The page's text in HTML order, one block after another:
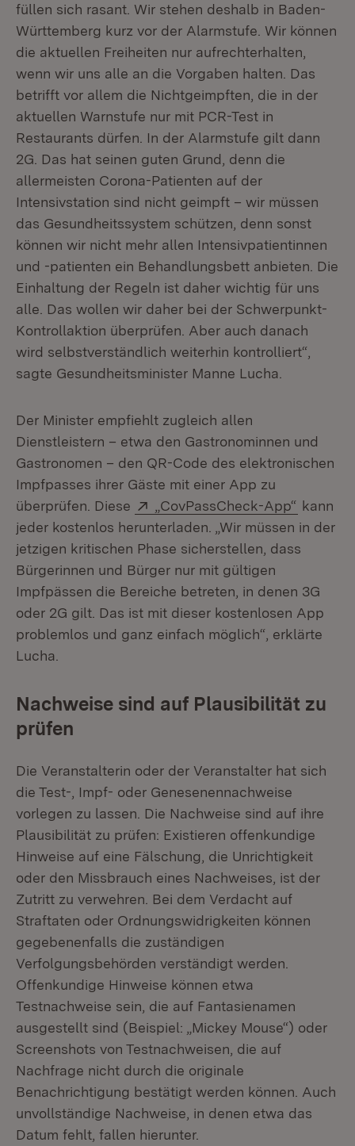
füllen sich rasant. Wir stehen deshalb in Baden-
Württemberg kurz vor der Alarmstufe. Wir können
die aktuellen Freiheiten nur aufrechterhalten,
wenn wir uns alle an die Vorgaben halten. Das
betrifft vor allem die Nichtgeimpften, die in der
aktuellen Warnstufe nur mit PCR-Test in
Restaurants dürfen. In der Alarmstufe gilt dann
2G. Das hat seinen guten Grund, denn die
allermeisten Corona-Patienten auf der
Intensivstation sind nicht geimpft – wir müssen
das Gesundheitssystem schützen, denn sonst
können wir nicht mehr allen Intensivpatientinnen
und -patienten ein Behandlungsbett anbieten. Die
Einhaltung der Regeln ist daher wichtig für uns
alle. Das wollen wir daher bei der Schwerpunkt-
Kontrollaktion überprüfen. Aber auch danach
wird selbstverständlich weiterhin kontrolliert“,
sagte Gesundheitsminister Manne Lucha.
Der Minister empfiehlt zugleich allen
Dienstleistern – etwa den Gastronominnen und
Gastronomen – den QR-Code des elektronischen
Impfpasses ihrer Gäste mit einer App zu
überprüfen. Diese
Extern:
„CovPassCheck-App“ (Öffnet
kann
jeder kostenlos herunterladen. „Wir müssen in der
jetzigen kritischen Phase sicherstellen, dass
Bürgerinnen und Bürger nur mit gültigen
Impfpässen die Bereiche betreten, in denen 3G
oder 2G gilt. Das ist mit dieser kostenlosen App
problemlos und ganz einfach möglich“, erklärte
Lucha.
Nachweise sind auf Plausibilität zu
prüfen
Die Veranstalterin oder der Veranstalter hat sich
die Test-, Impf- oder Genesenennachweise
vorlegen zu lassen. Die Nachweise sind auf ihre
Plausibilität zu prüfen: Existieren offenkundige
Hinweise auf eine Fälschung, die Unrichtigkeit
oder den Missbrauch eines Nachweises, ist der
Zutritt zu verwehren. Bei dem Verdacht auf
Straftaten oder Ordnungswidrigkeiten können
gegebenenfalls die zuständigen
Verfolgungsbehörden verständigt werden.
Offenkundige Hinweise können etwa
Testnachweise sein, die auf Fantasienamen
ausgestellt sind (Beispiel: „Mickey Mouse“) oder
Screenshots von Testnachweisen, die auf
Nachfrage nicht durch die originale
Benachrichtigung bestätigt werden können. Auch
unvollständige Nachweise, in denen etwa das
Datum fehlt, fallen hierunter.